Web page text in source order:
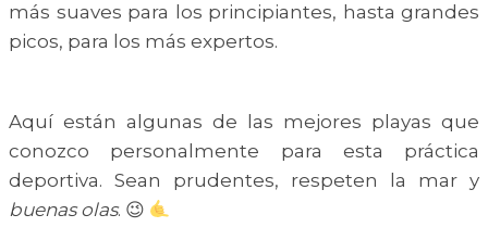
más suaves para los principiantes, hasta grandes
picos, para los más expertos.
Aquí están algunas de las mejores playas que
conozco personalmente para esta práctica
deportiva. Sean prudentes, respeten la mar y
buenas olas. 😉